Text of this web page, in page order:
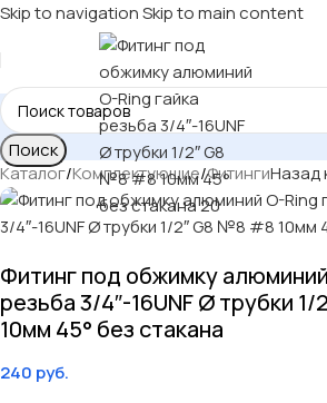
Skip to navigationSkip to main content
Поиск
Каталог/Комплектующие/ФитингиНазад
Фитинг под обжимку
резьба 3/4″-16UNF Ø трубки
10мм 45° без стакана
240 руб.